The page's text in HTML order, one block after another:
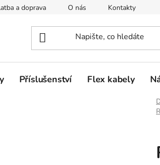
a doprava O nás Kontakty
Příslušenství Flex kabely